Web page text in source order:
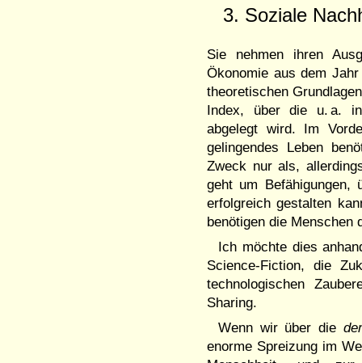
3. Soziale
Sie nehmen ihren
Ökonomie aus dem
theoretischen
Index, über die u. a. in
abgelegt wird. Im
gelingendes Leben
Zweck nur als,
geht um
erfolgreich gestalten
benötigen die
Ich möchte dies
Science-Fiction, die
technologischen
Sharing.
Wenn wir über die
enorme Spreizung im